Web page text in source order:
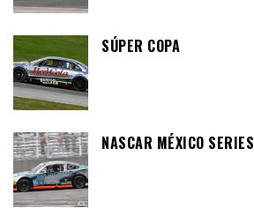
SÚPER COPA
NASCAR MÉXICO SERIES